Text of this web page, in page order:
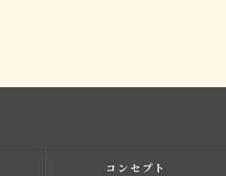
コンセプト